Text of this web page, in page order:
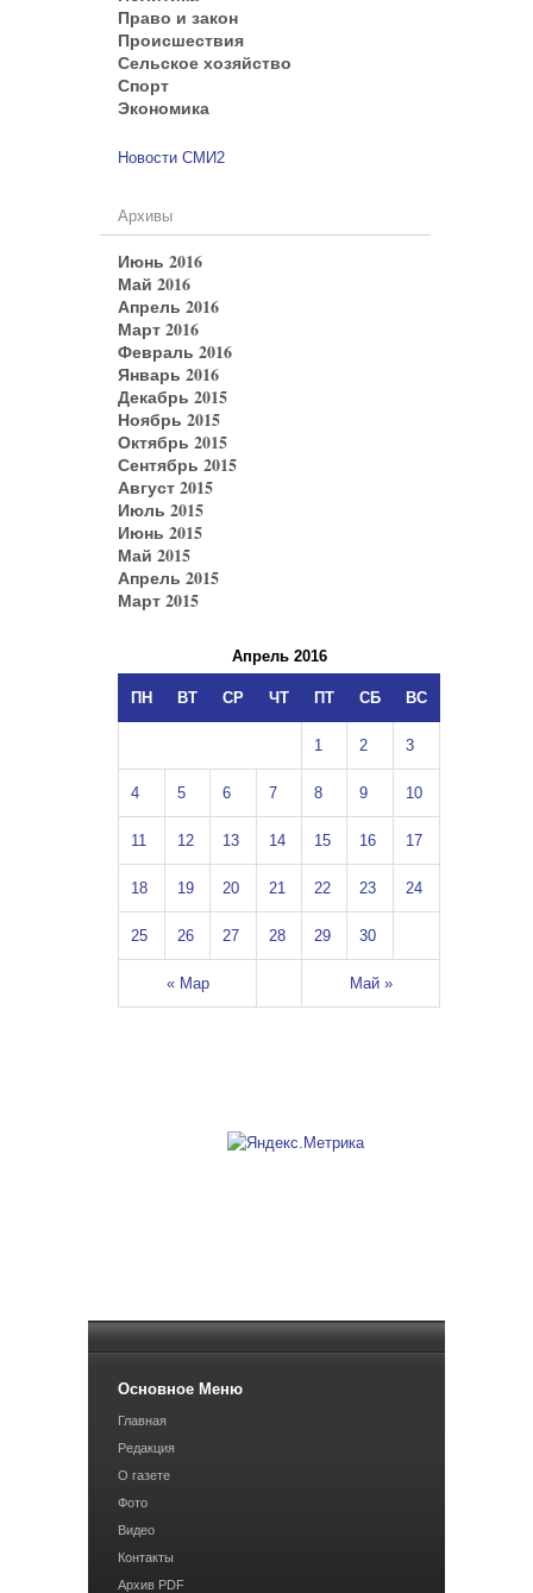
Право и закон
Происшествия
Сельское хозяйство
Спорт
Экономика
Новости СМИ2
Архивы
Июнь 2016
Май 2016
Апрель 2016
Март 2016
Февраль 2016
Январь 2016
Декабрь 2015
Ноябрь 2015
Октябрь 2015
Сентябрь 2015
Август 2015
Июль 2015
Июнь 2015
Май 2015
Апрель 2015
Март 2015
Апрель 2016
ПН ВТ СР ЧТ ПТ СБ ВС
« Мар Май »
1 2 3
4 5 6 7 8 9 10
11 12 13 14 15 16 17
18 19 20 21 22 23 24
25 26 27 28 29 30
Основное Меню
Главная
Редакция
О газете
Фото
Видео
Контакты
Архив PDF